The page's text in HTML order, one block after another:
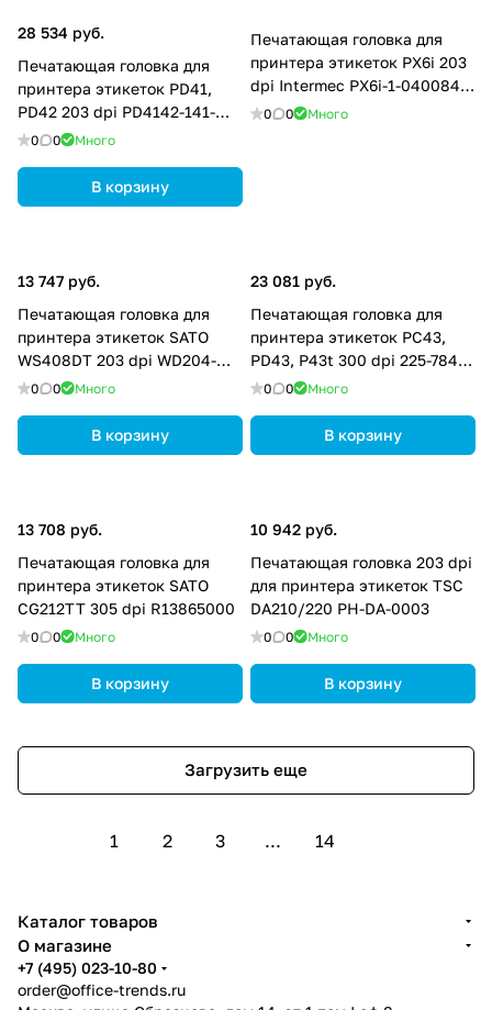
28 534 руб.
Печатающая головка для
принтера этикеток PD41,
PD42 203 dpi PD4142-141-
000044-962
0 0 Много
В корзину
Печатающая головка для
принтера этикеток PX6i 203
dpi Intermec PX6i-1-040084-
900
0 0 Много
13 747 руб.
Печатающая головка для
принтера этикеток SATO
WS408DT 203 dpi WD204-
001
0 0 Много
В корзину
23 081 руб.
Печатающая головка для
принтера этикеток PC43,
PD43, P43t 300 dpi 225-784-
001
0 0 Много
В корзину
13 708 руб.
Печатающая головка для
принтера этикеток SATO
CG212TT 305 dpi R13865000
0 0 Много
В корзину
10 942 руб.
Печатающая головка 203 dpi
для принтера этикеток TSC
DA210/220 PH-DA-0003
0 0 Много
В корзину
Загрузить еще
1 2 3 ... 14
Каталог товаров
О магазине
+7 (495) 023-10-80
order@office-trends.ru